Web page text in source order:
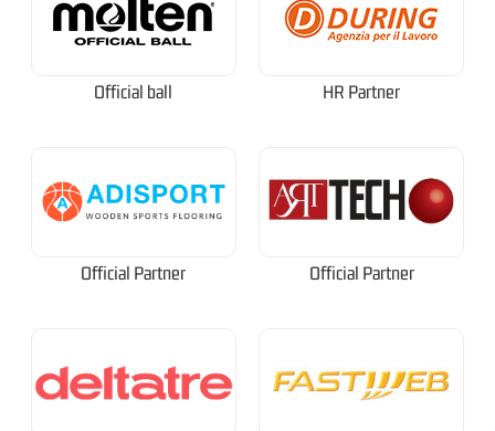
Official ball HR Partner
Official Partner Official Partner